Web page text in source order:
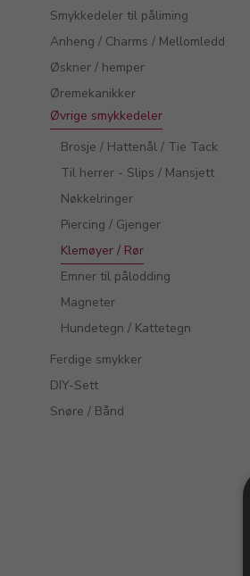
Smykkedeler til påliming
Anheng / Charms / Mellomledd
Øskner / hemper
Øremekanikker
Øvrige smykkedeler
Brosje / Hattenål / Tie Tack
Til herrer - Slips / Mansjett
Nøkkelringer
Piercing / Gjenger
Klemøyer / Rør
Emner til pålodding
Magneter
Hundetegn / Kattetegn
Ferdige smykker
DIY-Sett
Snøre / Bånd